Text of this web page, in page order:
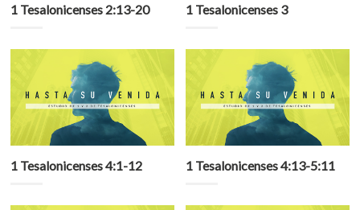
1 Tesalonicenses 2:13-20 1 Tesalonicenses 3
1 Tesalonicenses 4:1-12 1 Tesalonicenses 4:13-5:11